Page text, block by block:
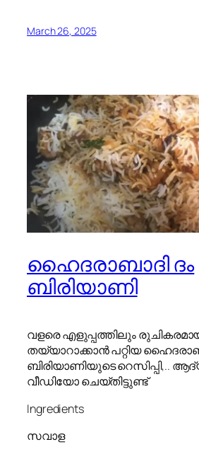
March 26, 2025
ഹൈദരാബാദി ദം
ബിരിയാണി
വളരെ എളുപ്പത്തിലും
തയ്യാറാക്കാൻ പറ്റിയ
ബിരിയാണിയുടെ റെസിപ്പി,..
വീഡിയോ ചെയ്തിട്ടുണ്ട്
Ingredients
സവാള